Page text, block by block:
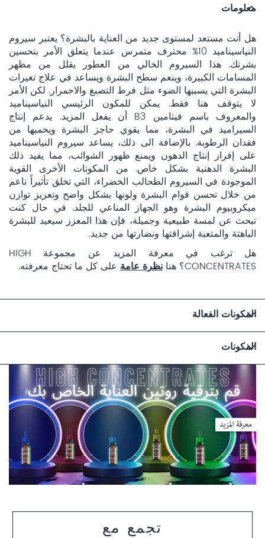
معلومات
هل أنت مستعد لمستوى جديد من العناية بالبشرة؟ يعتبر سيروم
النياسيناميد 10% محترف متمرس عندما يتعلق الأمر بتحسين
بشرتك. هذا السيروم الخالي من العطور يقلل من مظهر
المسامات الكبيرة، وينعم سطح البشرة ويساعد في علاج تغيرات
البشرة التي يسببها الضوء مثل فرط التصبغ والاحمرار. لكن الأمر
لا يتوقف هنا فقط. يمكن للمكون الرئيسي النياسيناميد
والمعروف باسم فيتامين B3 أن يفعل المزيد. يدعم إنتاج
السيراميد في البشرة، مما يقوي حاجز البشرة ويحميها من
فقدان الرطوبة. بالإضافة الى ذلك، يساعد سيروم النياسيناميد
على إفراز إنتاج الدهون ويمنع ظهور الشوائب، مما يفيد ذلك
البشرة الدهنية بشكل خاص. من المكونات الأخرى القوية
الموجودة في السيروم الطحالب الخضراء، التي تخلق تأثيراً ناعم
من خلال تحسن قوام البشرة ولونها بشكل واضح وتعزيز توازن
ميكروبيوم البشرة وهو الجهاز المناعي للجلد. في حال كنت
تبحث عن لمسة طبيعية وجميلة، فإن هذا المعزز سيعيد للبشرة
الباهتة والمتعبة إشراقتها ونضارتها من جديد.
هل ترغب في معرفة المزيد عن مجموعة HIGH
CONCENTRATES؟ هنا
نظرة عامة على كل ما تحتاج معرفته.
المكونات الفعالة
المكونات
تجمع مع